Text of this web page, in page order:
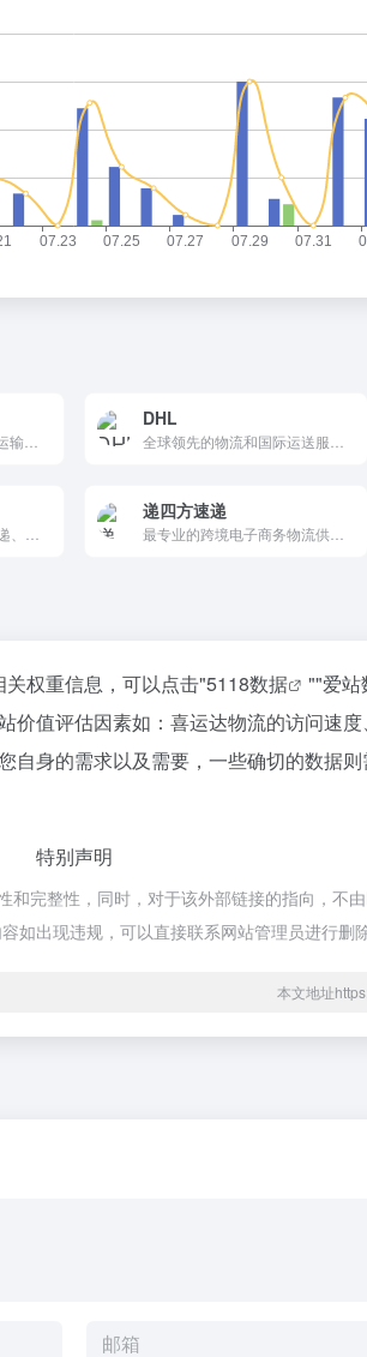
DHL
递四方速递
最专业的跨境电子商务物流供应商，Ebay，PayPal全球合作伙伴，提供超值的国际快递、平邮挂号与海外仓储等服务；递四方速递的核心产品包括全球仓储订单履约服务-FB4，全球邮件直送服务-联邮通，4PX全球速递专线和GRS全球退货服务。
权重信息，可以点击"5118数据 ""爱站
值评估因素如：喜运达物流的访问速
身的需求以及需要，一些确切的数据
特别声明
完整性，同时，对于该外部链接的指向，不
出现违规，可以直接联系网站管理员进行删
本文地址